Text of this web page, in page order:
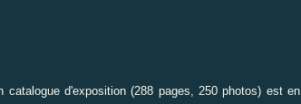
catalogue d'exposition (288 pages, 250 photos) est en